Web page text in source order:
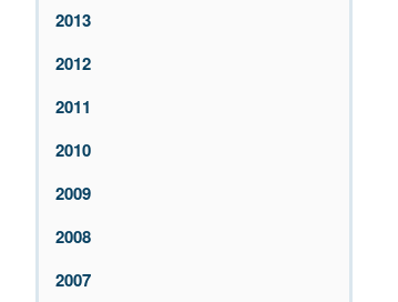
2013
2012
2011
2010
2009
2008
2007